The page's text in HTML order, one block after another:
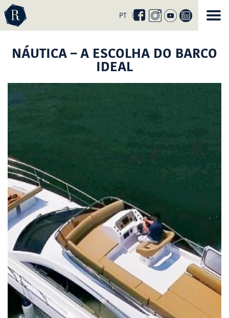
nossa
página
no
PT EN
NÁUTICA – A ESCOLHA DO BARCO
IDEAL